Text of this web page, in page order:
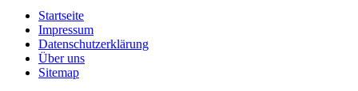
Startseite
Impressum
Datenschutzerklärung
Über uns
Sitemap